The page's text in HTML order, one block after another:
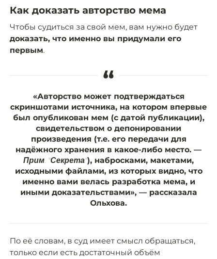
Как доказать авторство мема
Чтобы судиться за свой мем, вам нужно будет
доказать, что именно вы придумали его
первым.
“
«Авторство может подтверждаться
скриншотами источника, на котором впервые
был опубликован мем (с датой публикации),
свидетельством о депонировании
произведения (т.е. его передачи для
надёжного хранения в какое-либо место. —
Прим. "Секрета"), набросками, макетами,
исходными файлами, из которых видно, что
именно вами велась разработка мема, и
иными доказательствами», — рассказала
Ольхова.
По её словам, в суд имеет смысл обращаться,
только если есть достаточный объём